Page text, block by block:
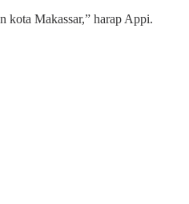
kota Makassar,” harap Appi.